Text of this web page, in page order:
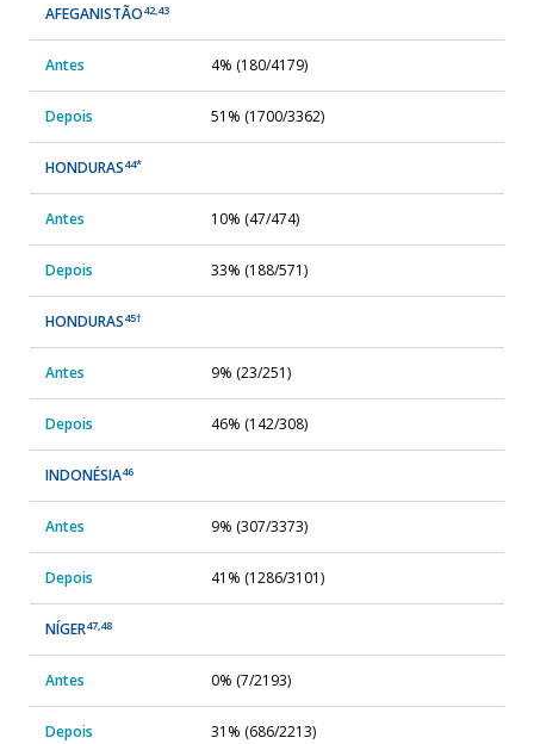
AFEGANISTÃO42,43
Antes 4% (180/4179)
Depois 51% (1700/3362)
HONDURAS44*
Antes 10% (47/474)
Depois 33% (188/571)
HONDURAS45†
Antes 9% (23/251)
Depois 46% (142/308)
INDONÉSIA46
Antes 9% (307/3373)
Depois 41% (1286/3101)
NÍGER47,48
Antes 0% (7/2193)
Depois 31% (686/2213)